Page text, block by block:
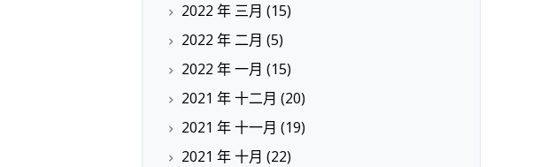
2022 年 三月 (15)
2022 年 二月 (5)
2022 年 一月 (15)
2021 年 十二月 (20)
2021 年 十一月 (19)
2021 年 十月 (22)